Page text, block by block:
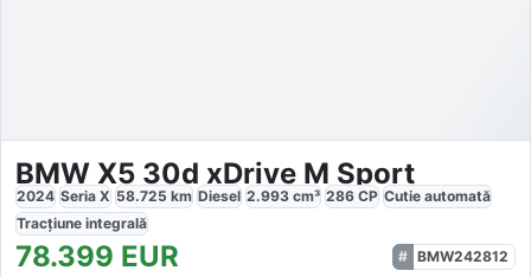
BMW X5 30d xDrive M Sport
2024 Seria X 58.725 km Diesel 2.993 cm³ 286 CP Cutie automată
Tracțiune integrală
78.399 EUR
BMW242812